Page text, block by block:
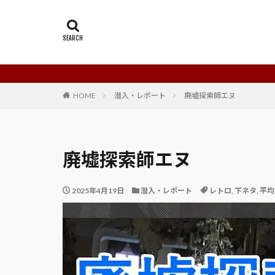
HOME 潜入・レポート 廃墟探索師エヌ
廃墟探索師エヌ
2025年4月19日 潜入・レポート レトロ, 下ネタ, 平